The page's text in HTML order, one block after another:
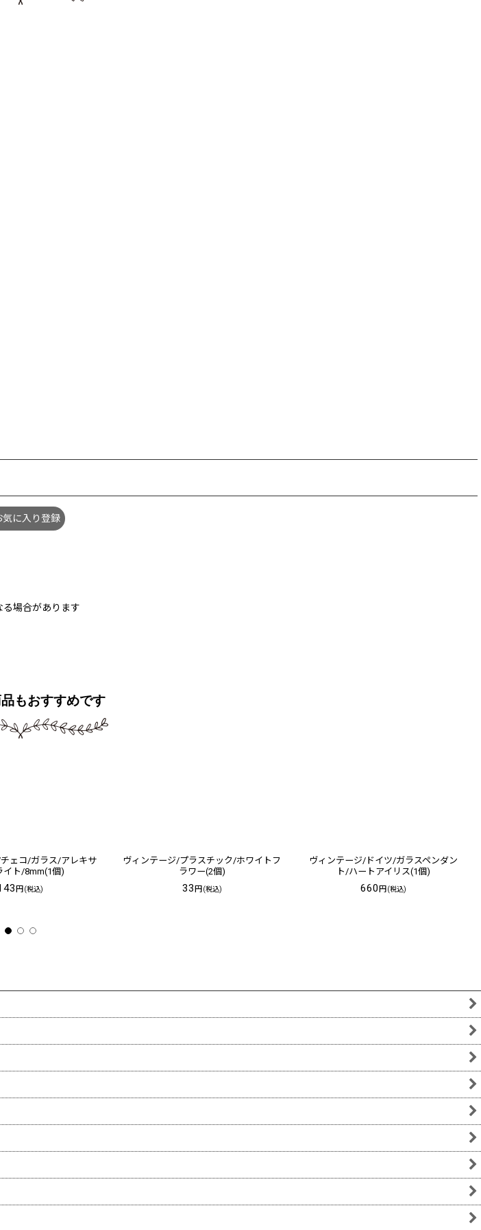
気に入り登録
場合があります
もおすすめです
ェコ/ガラス/アレキサ
イト/8mm(1個)
円 (税込)
ヴィンテージ/プラスチック/ホワイトフ
ラワー(2個)
33 円 (税込)
ヴィンテージ/ドイツ/ガラスペンダン
ト/ハートアイリス(1個)
660円 (税込)